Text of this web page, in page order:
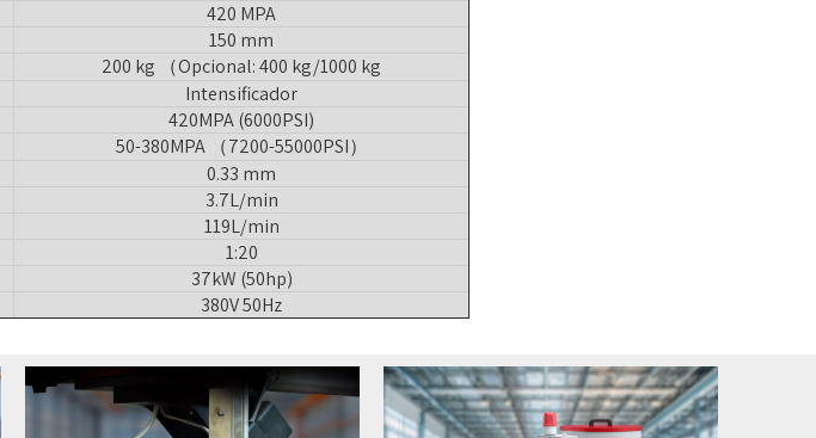
420 MPA
150 mm
200 kg （Opcional: 400 kg/1000 kg
Intensificador
420MPA (6000PSI)
50-380MPA （7200-55000PSI）
0.33 mm
3.7L/min
119L/min
1:20
37kW (50hp)
380V 50Hz